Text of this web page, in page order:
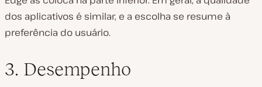
dos aplicativos é similar, e a escolha se resume à
preferência do usuário.
3. Desempenho